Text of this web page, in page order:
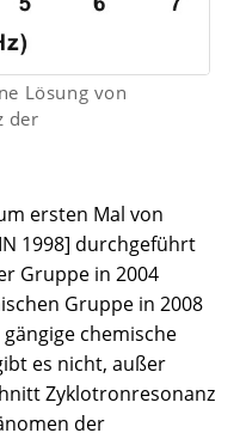
Lösung von
der
ersten Mal von
1998] durchgeführt
Gruppe in 2004
Gruppe in 2008
gängige chemische
es nicht, außer
Zyklotronresonanz
der